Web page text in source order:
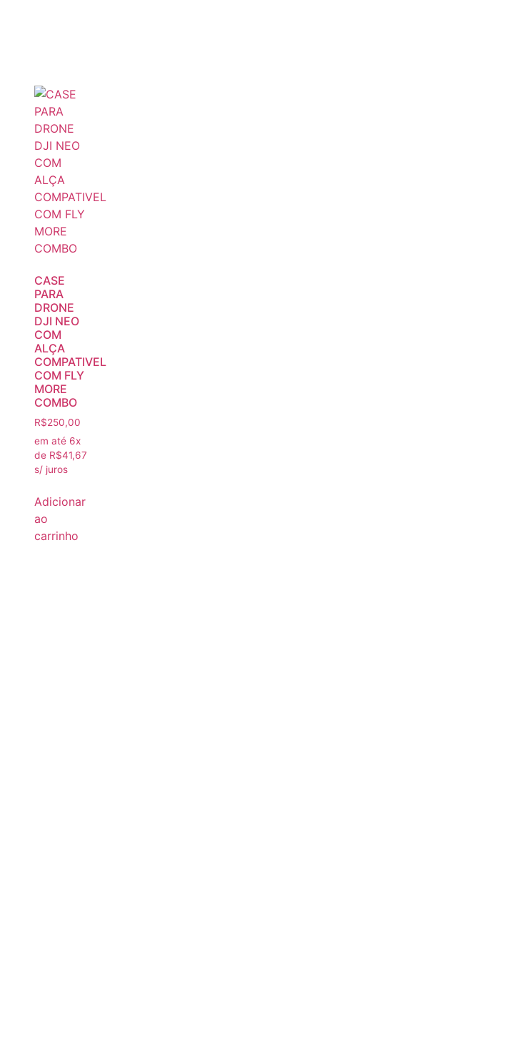
CASE
PARA
DRONE
DJI NEO
COM
ALÇA
COMPATIVEL
COM FLY
MORE
COMBO
R$250,00
em até 6x
de R$41,67
s/ juros
Adicionar
ao
carrinho